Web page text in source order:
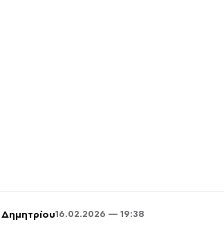
16.02.2026 — 19:38